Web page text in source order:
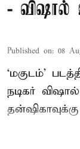
- விஷால்
Published on: 08
‘மகுடம்’
நடிகர்